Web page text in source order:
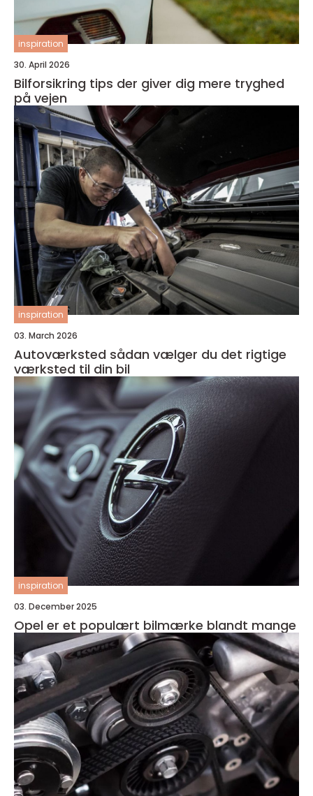
inspiration
30. April 2026
Bilforsikring tips der giver dig mere tryghed
på vejen
inspiration
03. March 2026
Autoværksted sådan vælger du det rigtige
værksted til din bil
inspiration
03. December 2025
Opel er et populært bilmærke blandt mange